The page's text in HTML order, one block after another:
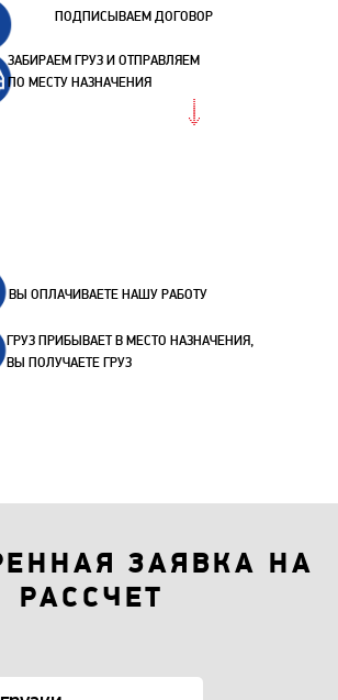
ПОДПИСЫВАЕМ ДОГОВОР
ЗАБИРАЕМ ГРУЗ И ОТПРАВЛЯЕМ
ПО МЕСТУ НАЗНАЧЕНИЯ
ВЫ ОПЛАЧИВАЕТЕ НАШУ РАБОТУ
ГРУЗ ПРИБЫВАЕТ В МЕСТО НАЗНАЧЕНИЯ,
ВЫ ПОЛУЧАЕТЕ ГРУЗ
ЗАЯВКА НА
РАССЧЕТ